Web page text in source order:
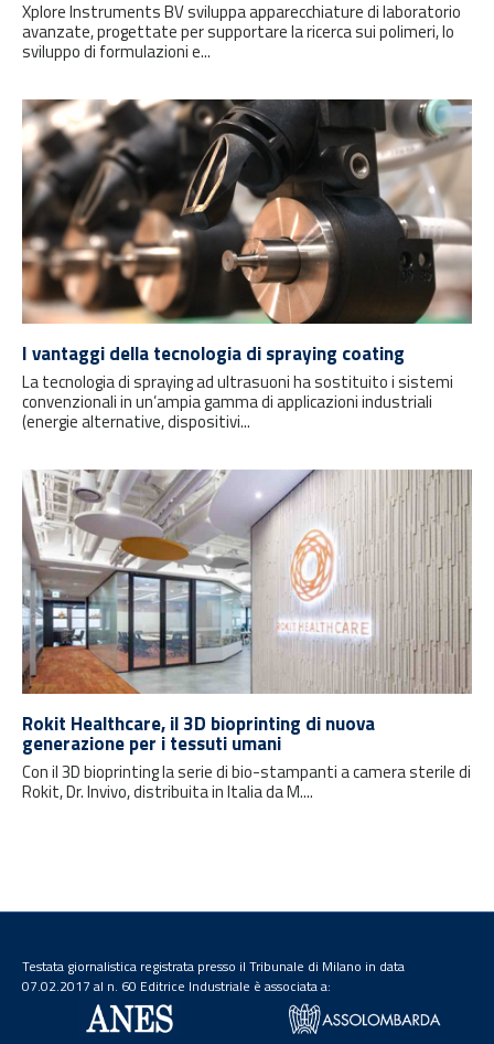
Xplore Instruments BV sviluppa apparecchiature di laboratorio
avanzate, progettate per supportare la ricerca sui polimeri, lo
sviluppo di formulazioni e...
I vantaggi della tecnologia di spraying coating
La tecnologia di spraying ad ultrasuoni ha sostituito i sistemi
convenzionali in un’ampia gamma di applicazioni industriali
(energie alternative, dispositivi...
Rokit Healthcare, il 3D bioprinting di nuova
generazione per i tessuti umani
Con il 3D bioprinting la serie di bio-stampanti a camera sterile di
Rokit, Dr. Invivo, distribuita in Italia da M....
Testata giornalistica registrata presso il Tribunale di Milano in data
07.02.2017 al n. 60 Editrice Industriale è associata a: